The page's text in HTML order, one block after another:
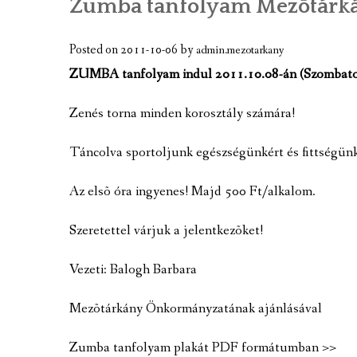
A TELEPÜLÉS BEMUTATÁSA
GAZDASÁGI ÉLET
A TELEPÜLÉS CÍMERE
KÉPGALÉRIA
VIDEÓK
MEZÕTÁRKÁNY TÉRKÉPE
TÉRKÉPCENTRUM
Zumba tanfolyam
Posted on2011-10-06byadmin.mezotarkany
ZUMBA tanfolyam indul 2011.10.08-án
Zenés torna minden korosztály számára!
Táncolva sportoljunk egészségünkért és
Az elsõ óra ingyenes! Majd 500 Ft/alkalom.
Szeretettel várjuk a jelentkezõket!
Vezeti: Balogh Barbara
Mezõtárkány Önkormányzatának ajánlásával
Zumba tanfolyam plakát PDF formátumban >>